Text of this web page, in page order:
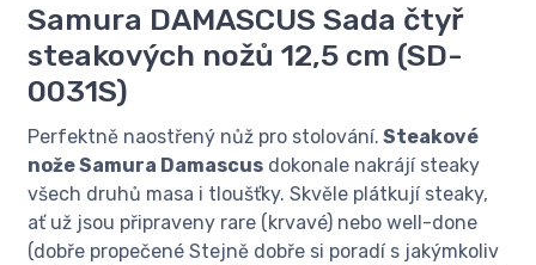
Samura DAMASCUS Sada čtyř
steakových nožů 12,5 cm (SD-
0031S)
Perfektně naostřený nůž pro stolování. Steakové
nože Samura Damascus dokonale nakrájí steaky
všech druhů masa i tloušťky. Skvěle plátkují steaky,
ať už jsou připraveny rare (krvavé) nebo well-done
(dobře propečené Stejně dobře si poradí s jakýmkoliv